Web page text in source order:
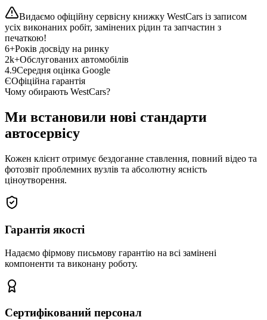
Видаємо офіційну сервісну книжку WestCars із записом
усіх виконаних робіт, замінених рідин та запчастин з
печаткою!
6+Років досвіду на ринку
2k+Обслугованих автомобілів
4.9Середня оцінка Google
ЄОфіційна гарантія
Чому обирають WestCars?
Ми встановили нові стандарти
автосервісу
Кожен клієнт отримує бездоганне ставлення, повний відео та
фотозвіт проблемних вузлів та абсолютну ясність
ціноутворення.
Гарантія якості
Надаємо фірмову письмову гарантію на всі замінені
компоненти та виконану роботу.
Сертифікований персонал